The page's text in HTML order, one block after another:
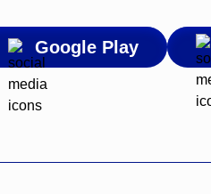
Google Play